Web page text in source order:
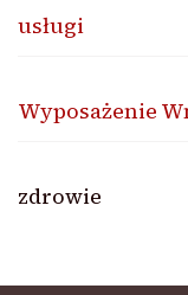
usługi
Wyposażenie
zdrowie